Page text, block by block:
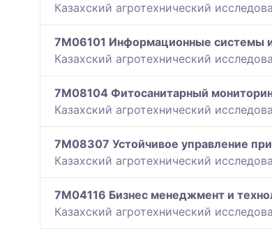
Казахский агротехнический
7M06101 Информационные системы
Казахский агротехнический
7M08104 Фитосанитарный
Казахский агротехнический
7M08307 Устойчивое управление
Казахский агротехнический
7M04116 Бизнес менеджмент и
Казахский агротехнический